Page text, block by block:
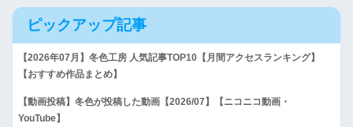
ピックアップ記事
【2026年07月】冬色工房 人気記事TOP10【月間アクセスランキング】
【おすすめ作品まとめ】
【動画投稿】冬色が投稿した動画【2026/07】【ニコニコ動画・
YouTube】